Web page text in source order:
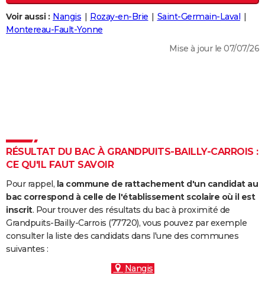
Destinations
City break
Voyage nature
Voyage de noces
Forum
Climat
+
PHOTO
COPAINS D'AVANT
S'inscrire
Se connecter
Lycées
Collèges
Primaires
Universités
Entreprises
Service militaire
Avis de recherche
AVIS DE DÉCÈS
FORUM
Bricolage
Lifestyle
Culture
Sport
Auto
Television
Voyage
Cinema
Voir aussi : Nangis Rozay-en-Brie
Saint-Germain-Laval
Montereau-Fault-Yonne
Mise à jour le 07/07/26
RÉSULTAT DU BAC À GRANDPUITS-BAILLY-CARROIS :
CE QU'IL FAUT SAVOIR
Pour rappel, la commune de rattachement d'un candidat au
bac correspond à celle de l'établissement scolaire où il est
inscrit. Pour trouver des résultats du bac à proximité de
Grandpuits-Bailly-Carrois (77720), vous pouvez par exemple
consulter la liste des candidats dans l'une des communes
suivantes :
Nangis